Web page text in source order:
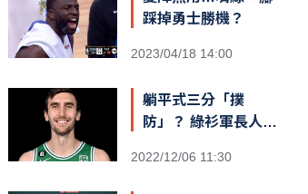
踩掉勇士勝機？
2023/04/18 14:00
躺平式三分「撲
防」？ 綠衫軍長人
引爆熱議
2022/12/06 11:30